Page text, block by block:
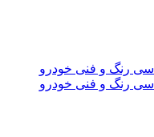
رنگ و فنی خودرو
رنگ و فنی خودرو